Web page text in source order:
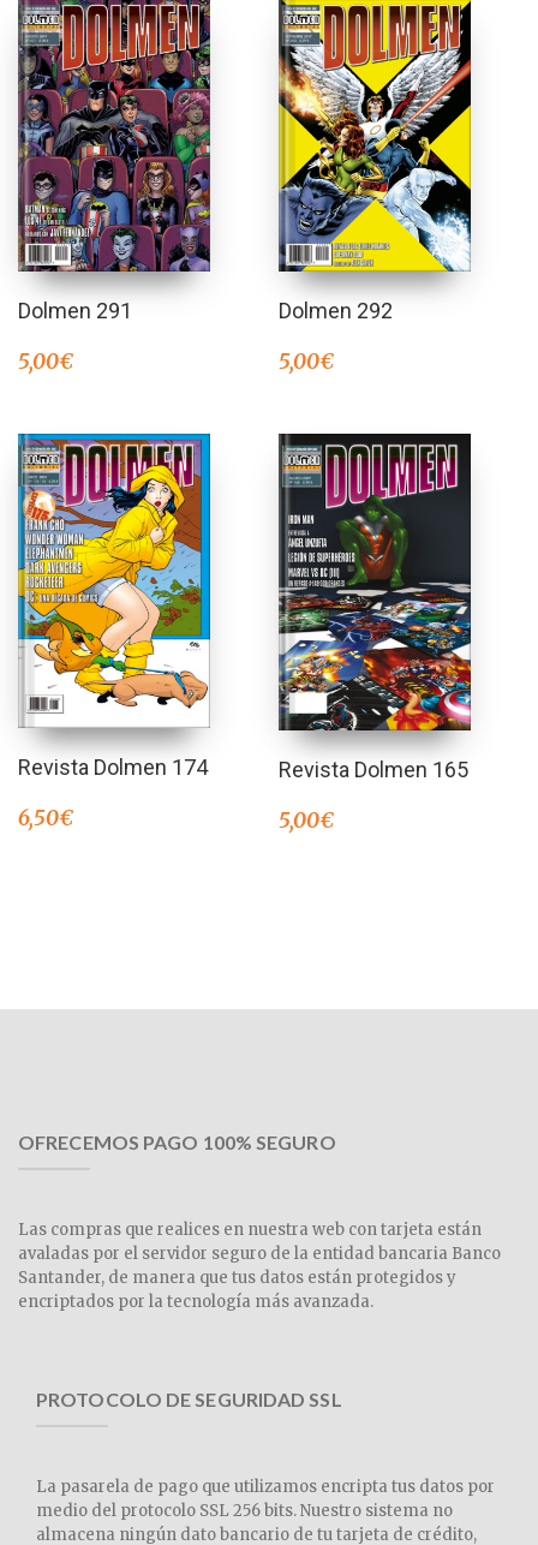
Dolmen 291
5,00€
Dolmen 292
5,00€
Revista Dolmen 174
6,50€
Revista Dolmen 165
5,00€
OFRECEMOS PAGO 100% SEGURO
Las compras que realices en nuestra web con tarjeta están
avaladas por el servidor seguro de la entidad bancaria Banco
Santander, de manera que tus datos están protegidos y
encriptados por la tecnología más avanzada.
PROTOCOLO DE SEGURIDAD SSL
La pasarela de pago que utilizamos encripta tus datos por
medio del protocolo SSL 256 bits. Nuestro sistema no
almacena ningún dato bancario de tu tarjeta de crédito,